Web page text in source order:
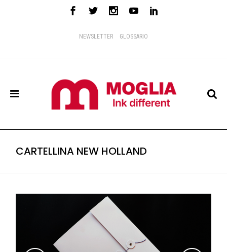
NEWSLETTER GLOSSARIO
CARTELLINA NEW HOLLAND